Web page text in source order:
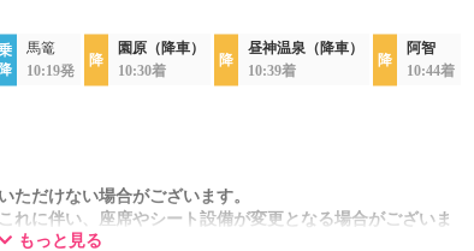
馬篭
10:19発
園原（降車）
10:30着
昼神温泉（降車）
10:39着
阿智
10:44着
ただけない場合がございます。
れに伴い、座席やシート設備が変更となる場合がございま
もっと見る